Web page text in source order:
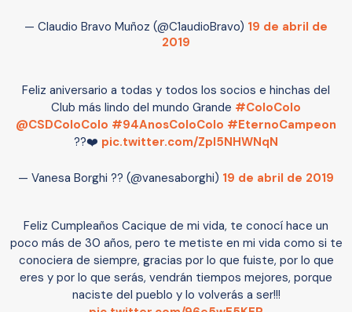
— Claudio Bravo Muñoz (@C1audioBravo) 19 de abril de
2019
Feliz aniversario a todas y todos los socios e hinchas del
Club más lindo del mundo Grande #ColoColo
@CSDColoColo #94AnosColoColo #EternoCampeon
??❤️ pic.twitter.com/Zpl5NHWNqN
— Vanesa Borghi ?? (@vanesaborghi) 19 de abril de 2019
Feliz Cumpleaños Cacique de mi vida, te conocí hace un
poco más de 30 años, pero te metiste en mi vida como si te
conociera de siempre, gracias por lo que fuiste, por lo que
eres y por lo que serás, vendrán tiempos mejores, porque
naciste del pueblo y lo volverás a ser!!!